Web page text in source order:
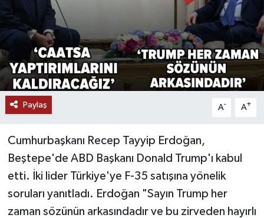
Paylaş A- A+
Cumhurbaşkanı Recep Tayyip Erdoğan,
Beştepe'de ABD Başkanı Donald Trump'ı kabul
etti. İki lider Türkiye'ye F-35 satışına yönelik
soruları yanıtladı. Erdoğan "Sayın Trump her
zaman sözünün arkasındadır ve bu zirveden hayırlı